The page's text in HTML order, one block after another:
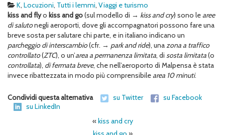
K, Locuzioni, Tutti i lemmi, Viaggi e turismo
kiss and flyo kiss and go(sul modello di → kiss and cry) sono learee
di salutonegli aeroporti, dove gli accompagnatori possono fare una
breve sosta per salutare chi parte, e in italiano indicano un
parcheggio di interscambio(cfr. → park and ride), unazona a traffico
controllato(ZTC), o un’area a permanenza limitata, di sosta limitata(o
controllata), di fermata breve, che nell’aeroporto di Malpensa è stata
invece ribattezzata in modo più comprensibilearea 10 minuti.
Condividi questa alternativa su Twitter
su Facebook
su LinkedIn
« kiss and cry